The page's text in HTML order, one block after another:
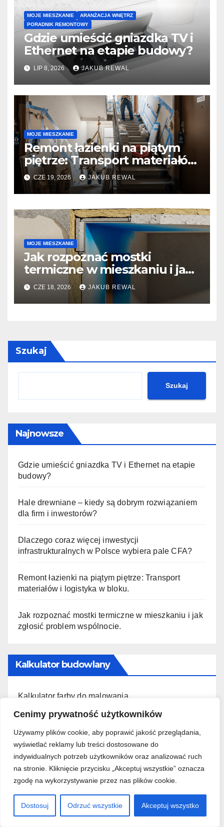
Cenimy prywatność użytkowników
Używamy plików cookie, aby poprawić jakość przeglądania,
wyświetlać reklamy lub treści dostosowane do
indywidualnych potrzeb użytkowników oraz analizować ruch
na stronie. Kliknięcie przycisku „Akceptuj wszystkie” oznacza
zgodę na wykorzystywanie przez nas plików cookie.
Dostosuj Odrzuć wszystkie Akceptuj wszystko
MOJE MIESZKANIE
ARANŻACJA WNĘTRZ
PORADNIK REMONTOWY
Gdzie umieścić gniazdka TV i
Ethernet na etapie budowy?
LIP 8, 2026 JAKUB REWAL
MOJE MIESZKANIE
Remont łazienki na piątym
piętrze: Transport materiałów
i logistyka w bloku.
CZE 19, 2026 JAKUB REWAL
MOJE MIESZKANIE
Jak rozpoznać mostki
termiczne w mieszkaniu i jak
zgłosić problem wspólnocie.
CZE 18, 2026 JAKUB REWAL
Szukaj
Szukaj
Najnowsze
Gdzie umieścić gniazdka TV i Ethernet na etapie
budowy?
Hale drewniane – kiedy są dobrym rozwiązaniem
dla firm i inwestorów?
Dlaczego coraz więcej inwestycji
infrastrukturalnych w Polsce wybiera pale CFA?
Remont łazienki na piątym piętrze: Transport
materiałów i logistyka w bloku.
Jak rozpoznać mostki termiczne w mieszkaniu i jak
zgłosić problem wspólnocie.
Kalkulator budowlany
Kalkulator farby do malowania
Działy
Budowa domu od podstaw